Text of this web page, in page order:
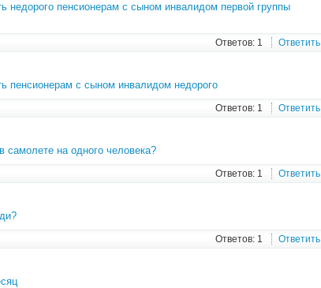
недорого пенсионерам с сыном инвалидом первой группы
Ответов: 1 Ответить
пенсионерам с сыном инвалидом недорого
Ответов: 1 Ответить
самолете на одного человека?
Ответов: 1 Ответить
Ответов: 1 Ответить